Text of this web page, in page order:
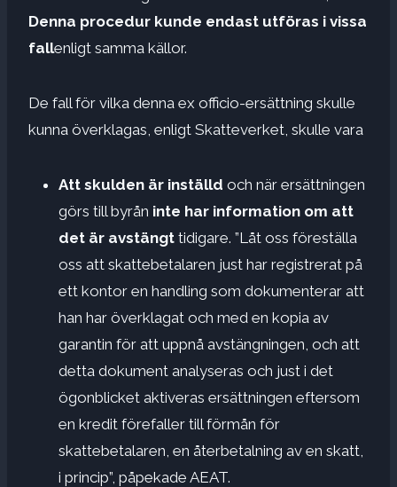
Denna procedur kunde endast utföras i vissa
fallenligt samma källor.
De fall för vilka denna ex officio-ersättning skulle
kunna överklagas, enligt Skatteverket, skulle vara
Att skulden är inställd och när ersättningen
görs till byrån inte har information om att
det är avstängt tidigare. ”Låt oss föreställa
oss att skattebetalaren just har registrerat på
ett kontor en handling som dokumenterar att
han har överklagat och med en kopia av
garantin för att uppnå avstängningen, och att
detta dokument analyseras och just i det
ögonblicket aktiveras ersättningen eftersom
en kredit förefaller till förmån för
skattebetalaren, en återbetalning av en skatt,
i princip”, påpekade AEAT.